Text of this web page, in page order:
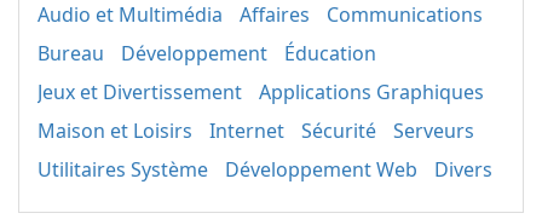
Audio et Multimédia Affaires
Communications
Bureau
Développement
Éducation
Jeux et Divertissement
Applications Graphiques
Maison et Loisirs
Internet Sécurité
Serveurs
Utilitaires Système
Développement Web Divers